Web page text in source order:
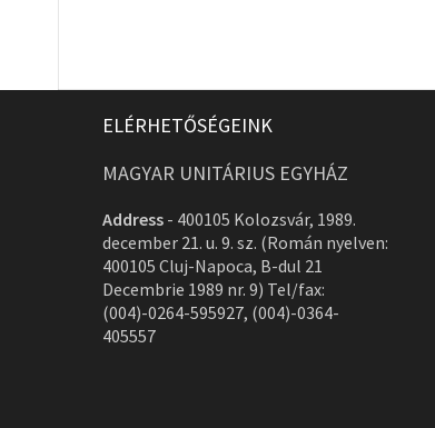
ELÉRHETŐSÉGEINK
MAGYAR UNITÁRIUS EGYHÁZ
Address - 400105 Kolozsvár, 1989.
december 21. u. 9. sz. (Román nyelven:
400105 Cluj-Napoca, B-dul 21
Decembrie 1989 nr. 9) Tel/fax:
(004)-0264-595927, (004)-0364-
405557